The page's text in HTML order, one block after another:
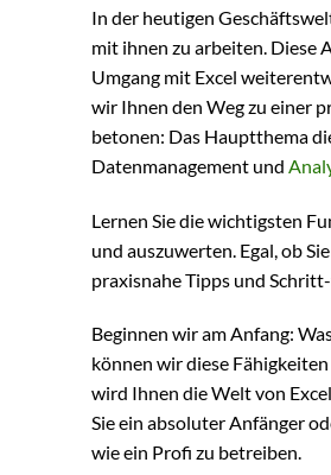
In der heutigen
mit ihnen zu arbeiten. Diese
Umgang mit Excel
wir Ihnen den Weg zu einer
betonen: Das Hauptthema
Datenmanagement und
Lernen Sie die wichtigsten
und auszuwerten. Egal, ob
praxisnahe Tipps und
Beginnen wir am Anfang:
können wir diese
wird Ihnen die Welt von
Sie ein absoluter Anfänger
wie ein Profi zu betreiben.